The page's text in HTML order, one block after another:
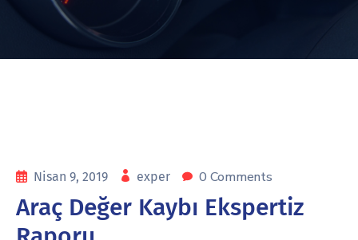
Nisan 9, 2019 exper 0 Comments
Araç Değer Kaybı Ekspertiz